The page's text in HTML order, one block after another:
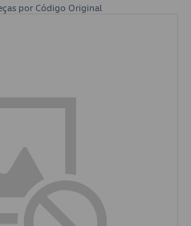
por Código Original